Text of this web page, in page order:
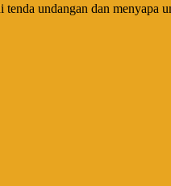
undangan dan menyapa